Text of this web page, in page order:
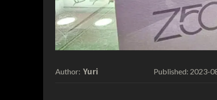
Author: Yuri Published: 2023-